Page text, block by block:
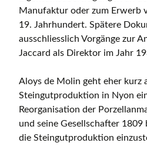
Manufaktur oder zum Erwerb
19. Jahrhundert. Spätere
ausschliesslich Vorgänge zur
Jaccard als Direktor im Jahr
Aloys de Molin geht eher kurz
Steingutproduktion in Nyon
Reorganisation der
und seine Gesellschafter 1809
die Steingutproduktion